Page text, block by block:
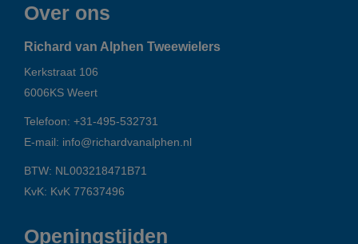
Over ons
Richard van Alphen Tweewielers
Kerkstraat 106
6006KS Weert
Telefoon: +31-495-532731
E-mail: info@richardvanalphen.nl
BTW: NL003218471B71
KvK: KvK 77637496
Openingstijden